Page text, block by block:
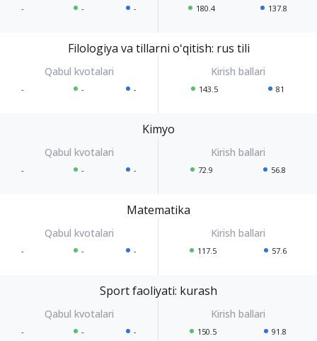
- - - 180.4 137.8
Filologiya va tillarni oʻqitish: rus tili
- - - 143.5 81
Kimyo
- - - 72.9 56.8
Matematika
- - - 117.5 57.6
Sport faoliyati: kurash
- - - 150.5 91.8